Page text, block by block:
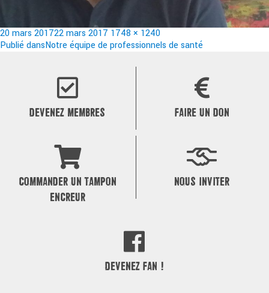
Publié
le
20 mars 201722 mars 2017 Taille
réelle
1748 × 1240
Navigation
Publié dansNotre équipe de professionnels de santé
DEVENEZ MEMBRES FAIRE UN DON
COMMANDER UN TAMPON
ENCREUR
NOUS INVITER
DEVENEZ FAN !